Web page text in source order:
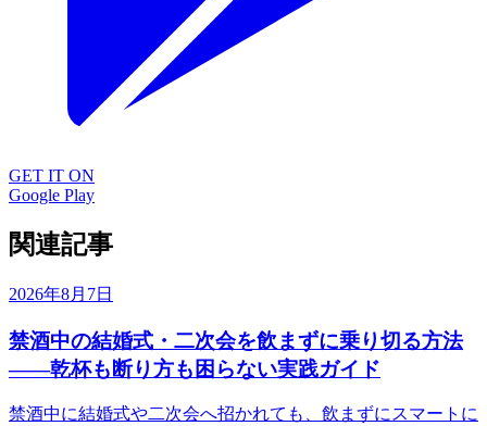
GET IT ON
Google Play
関連記事
2026年8月7日
禁酒中の結婚式・二次会を飲まずに乗り切る方法
——乾杯も断り方も困らない実践ガイド
禁酒中に結婚式や二次会へ招かれても、飲まずにスマートに